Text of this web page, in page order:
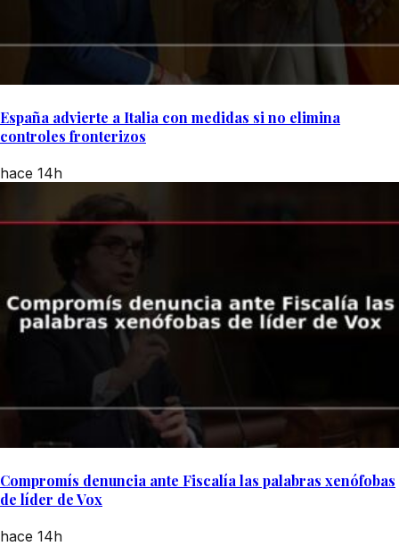
España advierte a Italia con medidas si no elimina
controles fronterizos
hace 14h
Compromís denuncia ante Fiscalía las palabras xenófobas
de líder de Vox
hace 14h